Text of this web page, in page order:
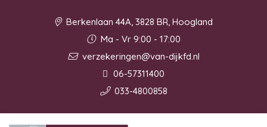
Berkenlaan 44A, 3828 BR, Hoogland
Ma - Vr 9:00 - 17:00
verzekeringen@van-dijkfd.nl
06-57311400
033-4800858